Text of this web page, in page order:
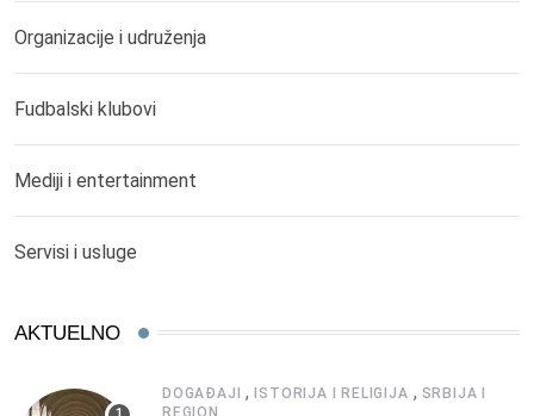
Organizacije i udruženja
Fudbalski klubovi
Mediji i entertainment
Servisi i usluge
AKTUELNO
DOGAĐAJI ,ISTORIJA I RELIGIJA , SRBIJA I
REGION